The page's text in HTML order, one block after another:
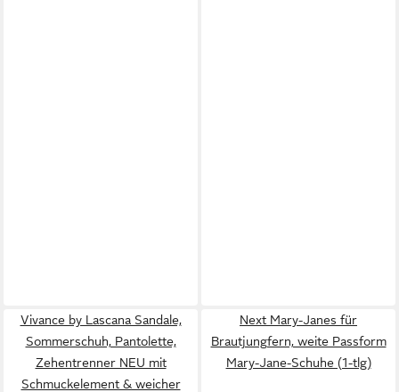
Vivance by Lascana Sandale,
Sommerschuh, Pantolette,
Zehentrenner NEU mit
Schmuckelement & weicher
Next Mary-Janes für
Brautjungfern, weite Passform
Mary-Jane-Schuhe (1-tlg)